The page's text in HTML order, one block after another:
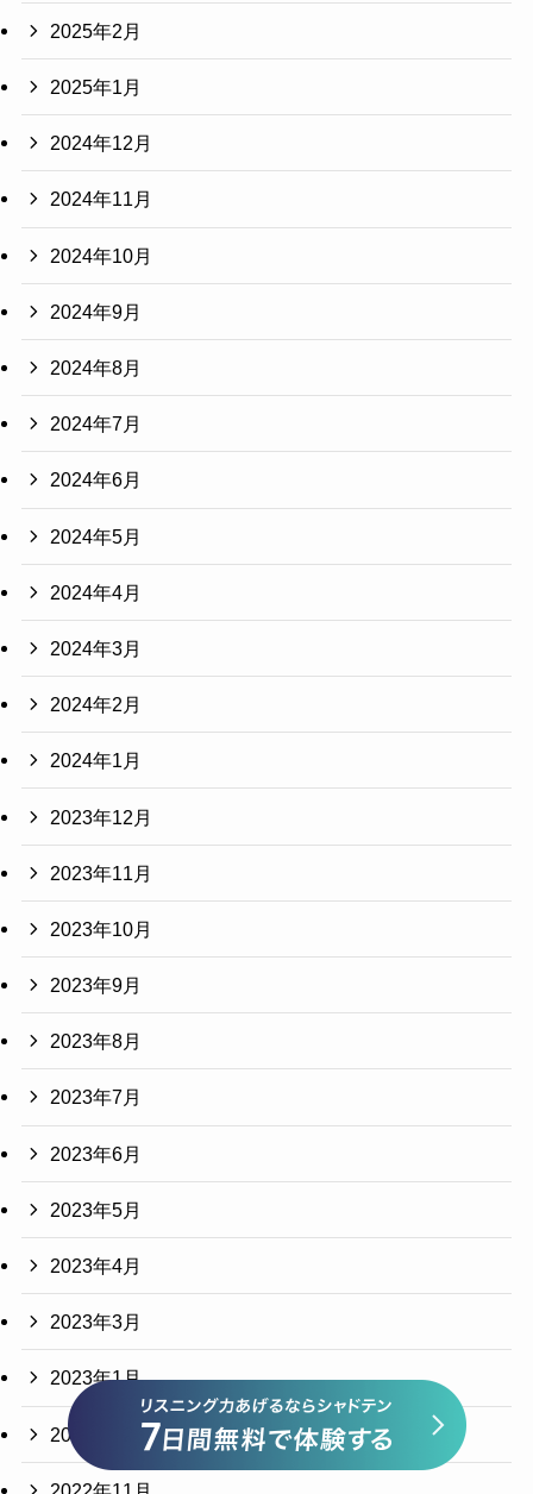
2025年2月
2025年1月
2024年12月
2024年11月
2024年10月
2024年9月
2024年8月
2024年7月
2024年6月
2024年5月
2024年4月
2024年3月
2024年2月
2024年1月
2023年12月
2023年11月
2023年10月
2023年9月
2023年8月
2023年7月
2023年6月
2023年5月
2023年4月
2023年3月
2023年1月
2022年12月